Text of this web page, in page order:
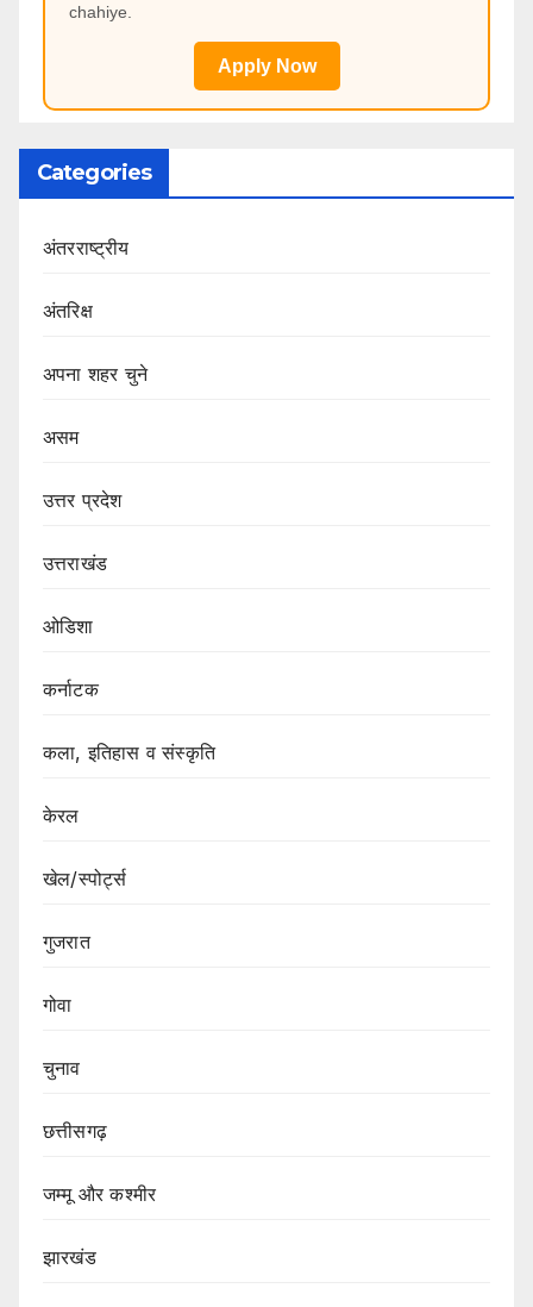
chahiye.
Apply Now
Categories
अंतरराष्ट्रीय
अंतरिक्ष
अपना शहर चुने
असम
उत्तर प्रदेश
उत्तराखंड
ओडिशा
कर्नाटक
कला, इतिहास व संस्कृति
केरल
खेल/स्पोर्ट्स
गुजरात
गोवा
चुनाव
छत्तीसगढ़
जम्मू और कश्मीर
झारखंड